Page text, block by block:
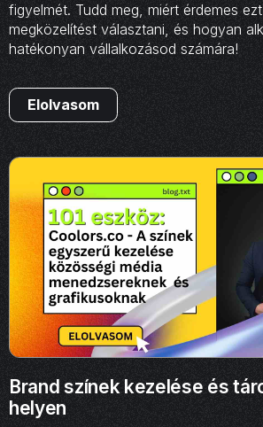
figyelmét. Tudd meg, miért érdemes
megközelítést választani, és hogyan
hatékonyan vállalkozásod számára!
Elolvasom
Brand színek kezelése és
helyen